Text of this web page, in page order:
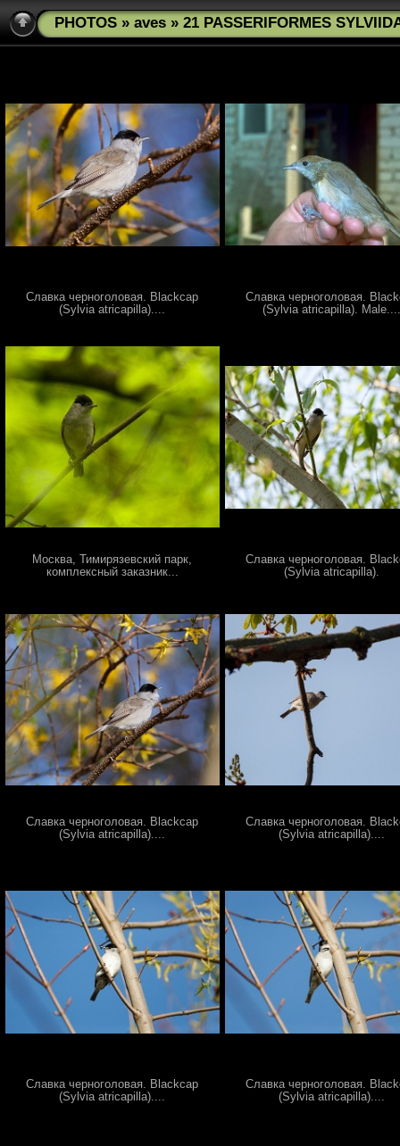
PHOTOS » aves » 21 PASSERIFORMES
Славка черноголовая. Blackcap
(Sylvia atricapilla)....
Славка черноголовая.
(Sylvia atricapilla).
Москва, Тимирязевский парк,
комплексный заказник...
Славка черноголовая.
(Sylvia atricapilla).
Славка черноголовая. Blackcap
(Sylvia atricapilla)....
Славка черноголовая.
(Sylvia atricapilla)....
Славка черноголовая. Blackcap
(Sylvia atricapilla)....
Славка черноголовая.
(Sylvia atricapilla)....